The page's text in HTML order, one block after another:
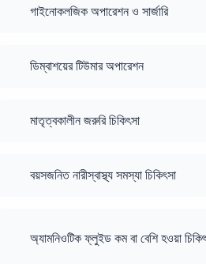
গাইনোকলজিক অপারেশন ও সার্জারি
ডিম্বাশয়ের টিউমার অপারেশন
মাতৃত্বকালীন জরুরি চিকিৎসা
বয়সজনিত নারীস্বাস্থ্য সমস্যা চিকিৎসা
অ্যামনিওটিক ফ্লুইড কম বা বেশি হওয়া